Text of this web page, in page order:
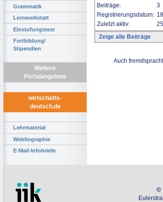
Grammatik
Lernwerkstatt
Einstufungstest
Fortbildung/
Stipendien
Weitere
Portalangebote
wirtschafts-
deutsch.de
Lehrmaterial
Webliographie
E-Mail-Infobriefe
Beiträge:
3
Registrierungsdatum:
Zuletzt aktiv:
Zeige alle Beiträge
Auch
©